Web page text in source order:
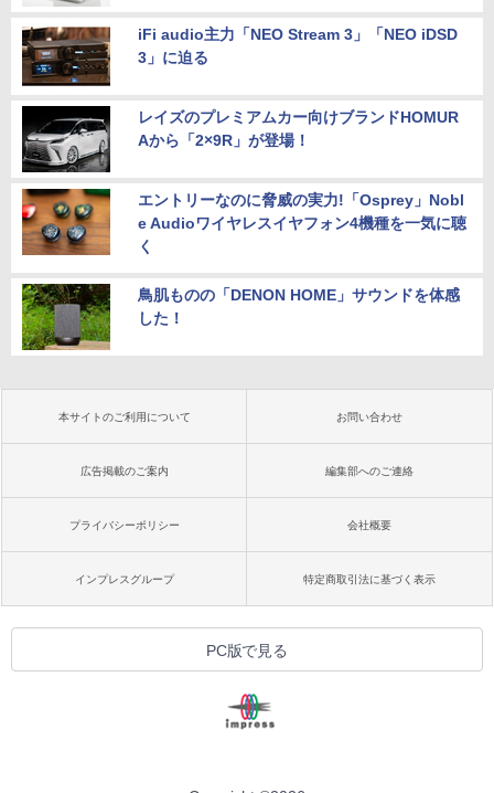
iFi audio主力「NEO Stream 3」「NEO iDSD
3」に迫る
レイズのプレミアムカー向けブランドHOMUR
Aから「2×9R」が登場！
エントリーなのに脅威の実力!「Osprey」Nobl
e Audioワイヤレスイヤフォン4機種を一気に聴
く
鳥肌ものの「DENON HOME」サウンドを体感
した！
本サイトのご利用について お問い合わせ
広告掲載のご案内 編集部へのご連絡
プライバシーポリシー 会社概要
インプレスグループ 特定商取引法に基づく表示
PC版で見る